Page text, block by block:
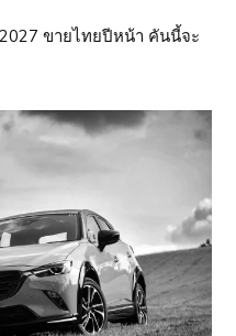
ขายไทยปีหน้า คันนี้จะ